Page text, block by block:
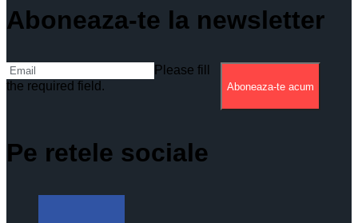
Aboneaza-te la newsletter
Please fill
the required field.
Aboneaza-te acum
Pe retele sociale